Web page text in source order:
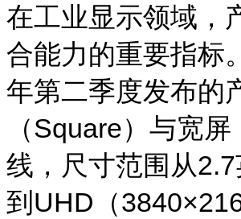
在工业显示领域，
合能力的重要指标
年第二季度发布的
（Square）与宽
线，尺寸范围从
到UHD（